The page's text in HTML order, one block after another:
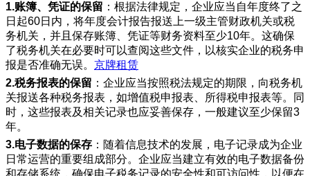
1.账簿、凭证的保留 ：根据法律规定，企业应当自年度终了之
日起60日内，将年度会计报告报送上一级主管财政机关或税
务机关，并且保存账簿、凭证等财务资料至少10年。这确保
了税务机关在必要时可以查阅这些文件，以核实企业的税务申
报是否准确无误。 京牌租赁
2.税务报表的保留 ：企业应当按照税法规定的期限，向税务机
关报送各种税务报表，如增值税申报表、所得税申报表等。同
时，这些报表及相关记录也应妥善保存，一般建议至少保留3
年。
3.电子数据的保存 ：随着信息技术的发展，电子记录成为企业
日常运营的重要组成部分。企业应当建立有效的电子数据备份